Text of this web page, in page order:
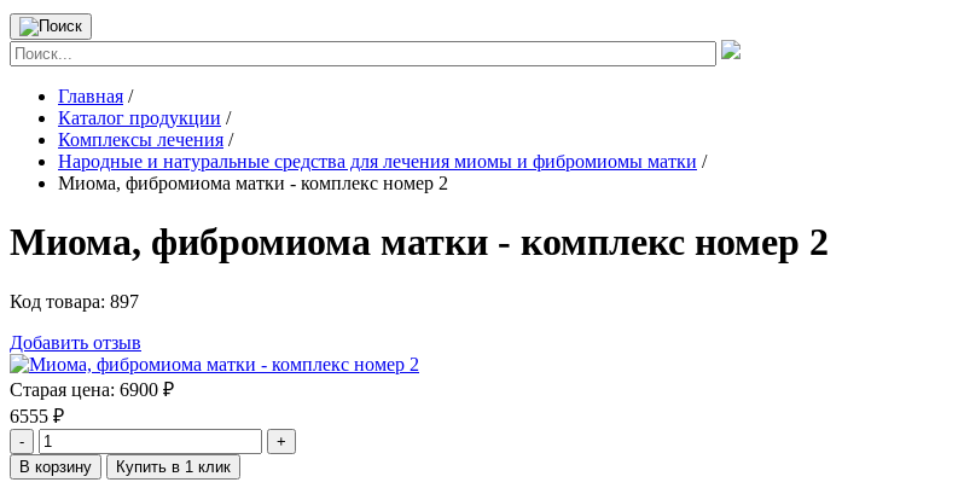
Главная /
Каталог продукции /
Комплексы лечения /
Народные и натуральные средства для лечения миомы и фибромиомы матки /
Миома, фибромиома матки - комплекс номер 2
Миома, фибромиома матки - комплекс номер 2
Код товара: 897
Добавить отзыв
Старая цена: 6900 ₽
6555 ₽
- +